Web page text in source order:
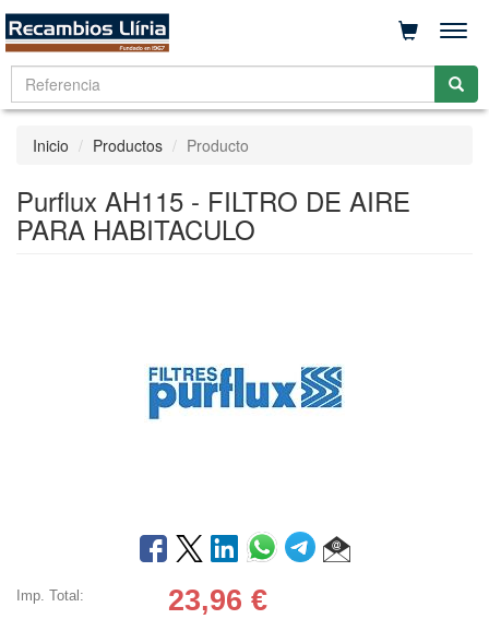
Inicio Productos Producto
Purflux AH115 - FILTRO DE AIRE
PARA HABITACULO
Imp. Total: 23,96 €